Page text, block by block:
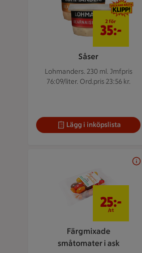
Såser
Lohmanders. 230 ml. Jmfpris
76:09/liter. Ord.pris 23:56 kr.
2 för 35 kr
2 för
35:-
Lägg i inköpslista
Färgmixade
småtomater i ask
25:-
/st